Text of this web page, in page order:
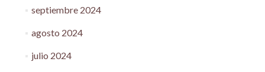
septiembre 2024
agosto 2024
julio 2024